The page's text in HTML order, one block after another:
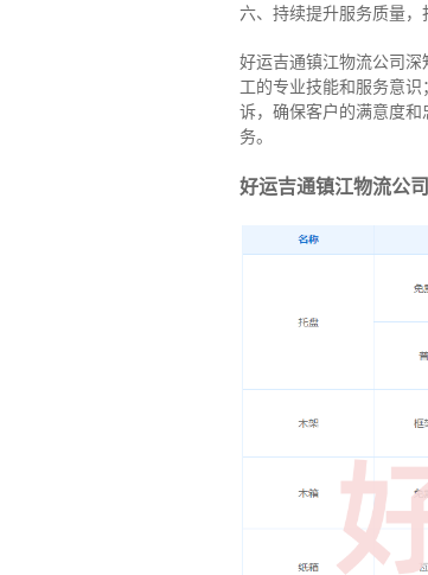
六、持续提升服务质量，
好运吉通镇江物流公司
工的专业技能和服务意
诉，确保客户的满意度
务。
好运吉通镇江物流公